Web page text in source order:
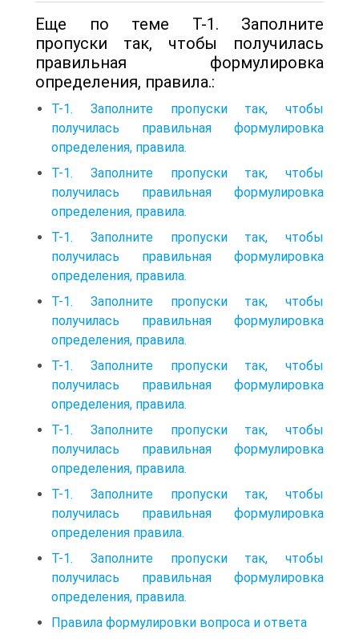
Еще по теме Т-1. Заполните
пропуски так, чтобы получилась
правильная формулировка
определения, правила.:
Т-1. Заполните пропуски так, чтобы
получилась правильная формулировка
определения, правила.
Т-1. Заполните пропуски так, чтобы
получилась правильная формулировка
определения, правила.
Т-1. Заполните пропуски так, чтобы
получилась правильная формулировка
определения, правила.
Т-1. Заполните пропуски так, чтобы
получилась правильная формулировка
определения, правила.
Т-1. Заполните пропуски так, чтобы
получилась правильная формулировка
определения, правила.
Т-1. Заполните пропуски так, чтобы
получилась правильная формулировка
определения, правила.
Т-1. Заполните пропуски так, чтобы
получилась правильная формулировка
определения правила.
Т-1. Заполните пропуски так, чтобы
получилась правильная формулировка
определения, правила.
Правила формулировки вопроса и ответа